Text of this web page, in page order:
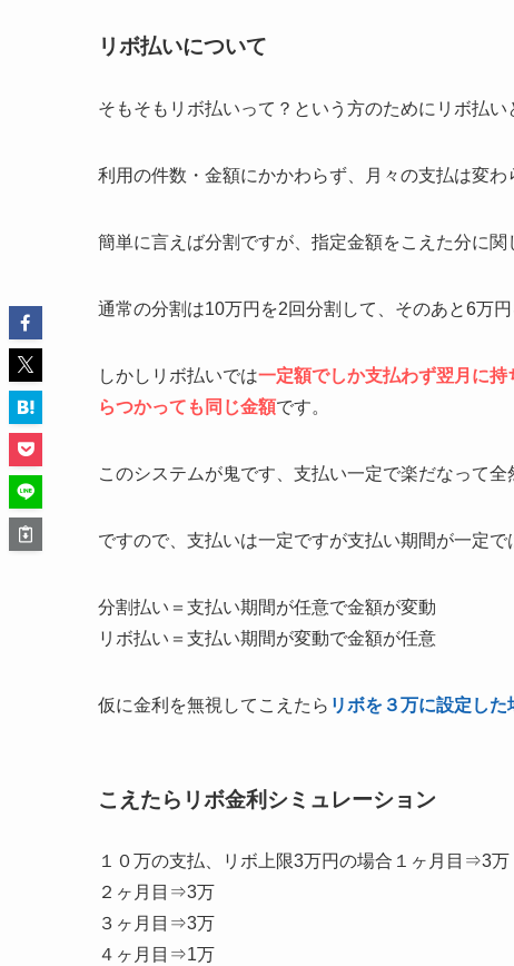
リボ払いについて
そもそもリボ払いって？という方のためにリボ払い
利用の件数・金額にかかわらず、月々の支払は変
簡単に言えば分割ですが、指定金額をこえた分に関
通常の分割は10万円を2回分割して、そのあと6万
しかしリボ払いでは一定額でしか支払わず翌月に持
らつかっても同じ金額です。
このシステムが鬼です、支払い一定で楽だなって全
ですので、支払いは一定ですが支払い期間が一定で
分割払い＝支払い期間が任意で金額が変動
リボ払い＝支払い期間が変動で金額が任意
仮に金利を無視してこえたら リボを３万に設定し
こえたらリボ金利シミュレーション
１０万の支払、リボ上限3万円の場合１ヶ月目⇒3万
２ヶ月目⇒3万
３ヶ月目⇒3万
４ヶ月目⇒1万